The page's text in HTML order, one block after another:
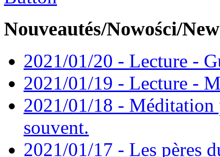
Nouveautés/Nowości/
2021/01/20 - Lecture -
2021/01/19 - Lecture -
2021/01/18 - Méditation
souvent.
2021/01/17 - Les pères